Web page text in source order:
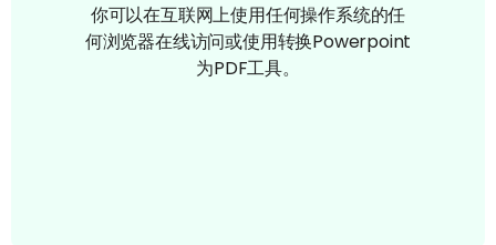
你可以在互联网上使用任何操作系统的任
何浏览器在线访问或使用转换Powerpoint
为PDF工具。